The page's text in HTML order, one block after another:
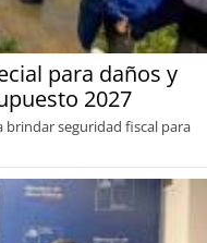
para daños y
2027
brindar seguridad fiscal para